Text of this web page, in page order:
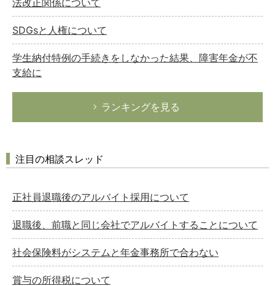
SDGsと人権について
学生納付特例の手続きをしなかった結果、障害年金が不
支給に
ランキングを見る
注目の相談スレッド
正社員退職後のアルバイト採用について
退職後、前職と同じ会社でアルバイトすることについて
社会保険料がシステムと年金事務所で合わない
賞与の所得税について